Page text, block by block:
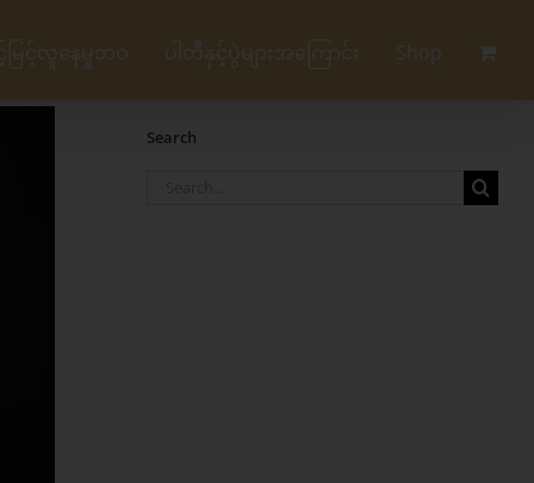
ြင့်လူနေမှုဘဝ ပါတီနှင့်ပွဲများအကြောင်း Shop
Search